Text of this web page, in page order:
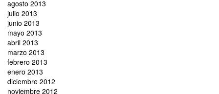
agosto 2013
julio 2013
junio 2013
mayo 2013
abril 2013
marzo 2013
febrero 2013
enero 2013
diciembre 2012
noviembre 2012